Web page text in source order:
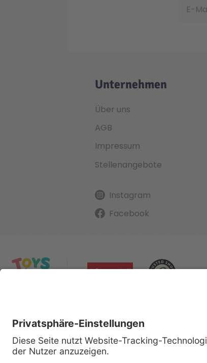
Unternehmen
Über uns
AGB
Impressum
Stellenangebote
Instagram
Facebook